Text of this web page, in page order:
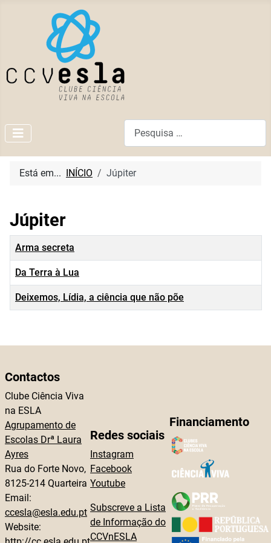
Está em... INÍCIO Júpiter
Júpiter
Título
Arma secreta
Da Terra à Lua
Deixemos, Lídia, a ciência que não põe
Contactos
Clube Ciência Viva
na ESLA
Agrupamento de
Escolas Drª Laura
Ayres
Rua do Forte Novo,
8125-214 Quarteira
Email:
ccesla@esla.edu.pt
Website:
Redes sociais
Instagram
Facebook
Youtube
Subscreve a Lista
de Informação do
CCVnESLA
Financiamento